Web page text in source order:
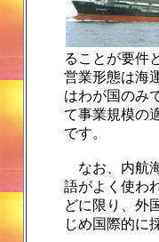
ることが要件
営業形態は海
はわが国のみ
て事業規模の
です。
なお、内航
語がよく使わ
どに限り、外
じめ国際的に